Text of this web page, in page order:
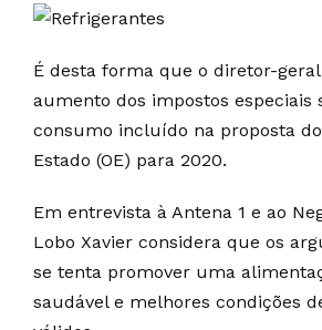
É desta forma que o diretor-
aumento dos impostos especiais
consumo incluído na proposta
Estado (OE) para 2020.
Em entrevista à Antena 1 e ao
Lobo Xavier considera que os
se tenta promover uma
saudável e melhores condições